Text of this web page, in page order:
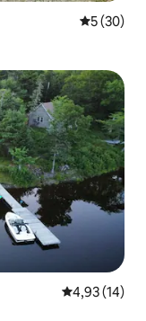
Note
5 (30)
Note
4,93 (14)